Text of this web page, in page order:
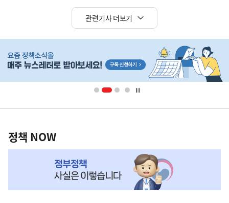
관련기사 더보기
단
영
책
NOW,
정책 NOW